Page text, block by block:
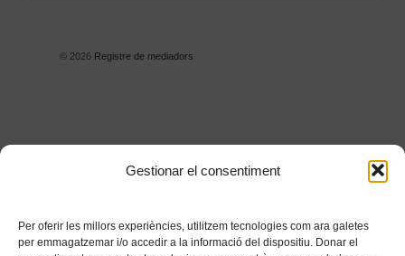
Gestionar el consentiment
Per oferir les millors experiències, utilitzem tecnologies com ara galetes
per emmagatzemar i/o accedir a la informació del dispositiu. Donar el
© 2026Registre de mediadors